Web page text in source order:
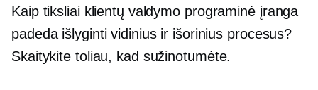
Kaip tiksliai klientų valdymo programinė įranga
padeda išlyginti vidinius ir išorinius procesus?
Skaitykite toliau, kad sužinotumėte.